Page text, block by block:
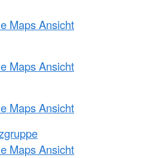
Maps Ansicht
Maps Ansicht
Maps Ansicht
Maps Ansicht